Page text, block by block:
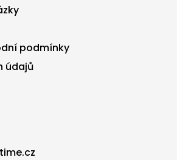
podmínky
údajů